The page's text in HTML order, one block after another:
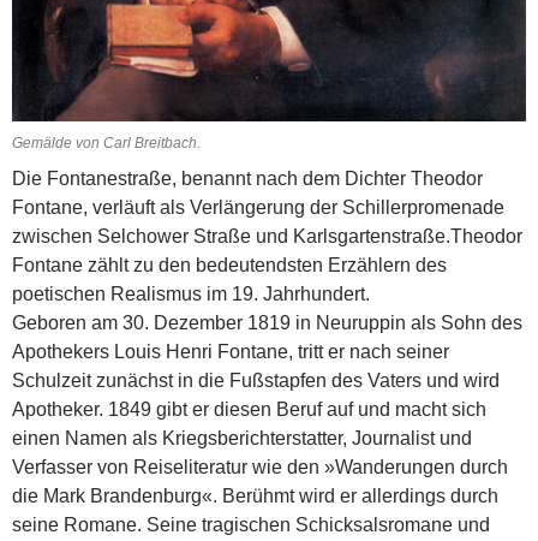
Gemälde von Carl Breitbach.
Die Fontanestraße, benannt nach dem Dichter Theodor
Fontane, verläuft als Verlängerung der Schillerpromenade
zwischen Selchower Straße und Karlsgartenstraße.Theodor
Fontane zählt zu den bedeutendsten Erzählern des
poetischen Realismus im 19. Jahrhundert.
Geboren am 30. Dezember 1819 in Neuruppin als Sohn des
Apothekers Louis Henri Fontane, tritt er nach seiner
Schulzeit zunächst in die Fußstapfen des Vaters und wird
Apotheker. 1849 gibt er diesen Beruf auf und macht sich
einen Namen als Kriegsberichterstatter, Journalist und
Verfasser von Reiseliteratur wie den »Wanderungen durch
die Mark Brandenburg«. Berühmt wird er allerdings durch
seine Romane. Seine tragischen Schicksalsromane und